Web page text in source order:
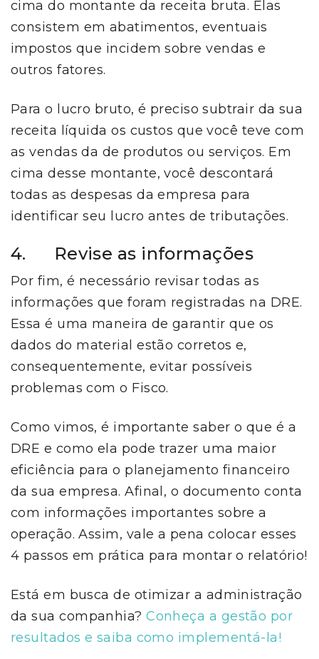
cima do montante da receita bruta. Elas
consistem em abatimentos, eventuais
impostos que incidem sobre vendas e
outros fatores.
Para o lucro bruto, é preciso subtrair da sua
receita líquida os custos que você teve com
as vendas da de produtos ou serviços. Em
cima desse montante, você descontará
todas as despesas da empresa para
identificar seu lucro antes de tributações.
4. Revise as informações
Por fim, é necessário revisar todas as
informações que foram registradas na DRE.
Essa é uma maneira de garantir que os
dados do material estão corretos e,
consequentemente, evitar possíveis
problemas com o Fisco.
Como vimos, é importante saber o que é a
DRE e como ela pode trazer uma maior
eficiência para o planejamento financeiro
da sua empresa. Afinal, o documento conta
com informações importantes sobre a
operação. Assim, vale a pena colocar esses
4 passos em prática para montar o relatório!
Está em busca de otimizar a administração
da sua companhia?Conheça a gestão por
resultados e saiba como implementá-la!